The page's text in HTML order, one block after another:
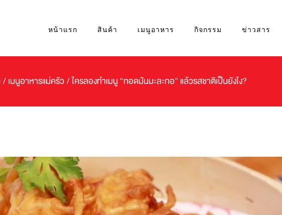
หน้าแรก สินค้า เมนูอาหาร กิจกรรม ข่าวสาร
/ เมนูอาหารแม่ครัว/ใครลองทำเมนู “ทอดมันมะละกอ” แล้วรสชาติเป็นยังไง?